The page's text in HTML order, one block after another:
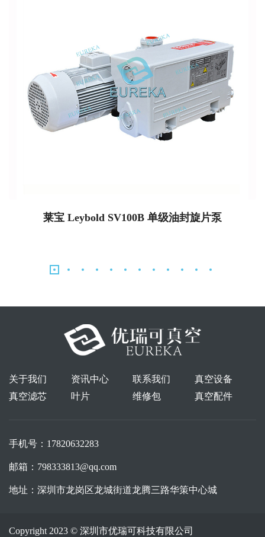
莱宝 Leybold SV100B 单级油封旋片泵
关于我们 资讯中心 联系我们
真空设备
真空滤芯
叶片 维修包 真空配件
手机号： 17820632283
邮箱： 798333813@qq.com
地址： 深圳市龙岗区龙城街道龙腾三路华策中心城
Copyright 2023 © 深圳市优瑞可科技有限公司